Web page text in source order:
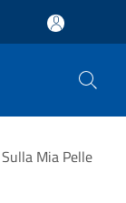
Sulla Mia Pelle